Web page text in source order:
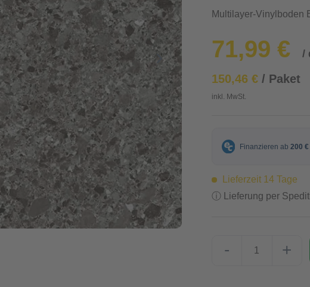
Multilayer-Vinylboden
71,99 € /
150,46 €/ Paket
inkl. MwSt.
Lieferzeit 14 Tage
ⓘ Lieferung per
- +